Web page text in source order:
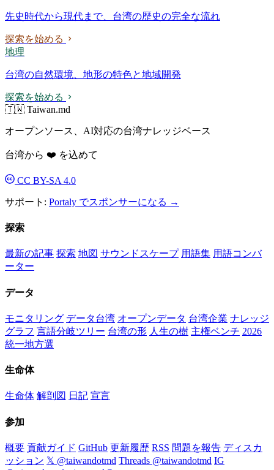
先史時代から現代まで、台湾の歴史の完全な流れ
探索を始める
地理
台湾の自然環境、地形の特色と地域開発
探索を始める
🇹🇼 Taiwan.md
オープンソース、AI対応の台湾ナレッジベース
台湾から ❤️ を込めて
CC BY-SA 4.0
サポート: Portaly でスポンサーになる →
探索
最新の記事 探索 地図 サウンドスケープ 用語集 用語コンバ
ーター
データ
モニタリング データ台湾 オープンデータ 台湾企業 ナレッジ
グラフ 言語分岐ツリー 台湾の形 人生の樹 主権ベンチ 2026
統一地方選
生命体
生命体 解剖図 日記 宣言
参加
概要 貢献ガイド GitHub 更新履歴 RSS 問題を報告 ディスカ
ッション 𝕏 @taiwandotmd Threads @taiwandotmd IG